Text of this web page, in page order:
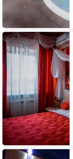
Гостиница
Престиж
Космос